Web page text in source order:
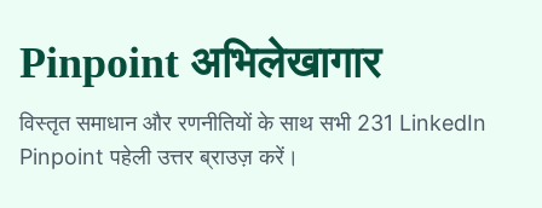
Pinpoint अभिलेखागार
विस्तृत समाधान और रणनीतियों के साथ सभी 231 LinkedIn
Pinpoint पहेली उत्तर ब्राउज़ करें।